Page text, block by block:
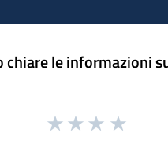
chiare le informazioni